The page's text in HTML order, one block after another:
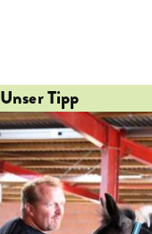
Unser Tipp